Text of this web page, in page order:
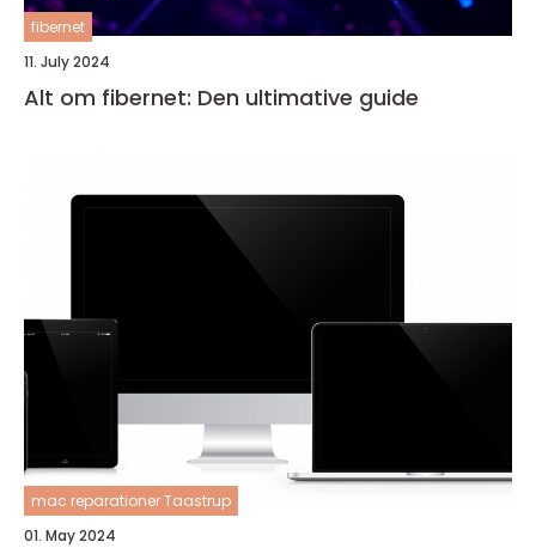
fibernet
11. July 2024
Alt om fibernet: Den ultimative guide
mac reparationer Taastrup
01. May 2024